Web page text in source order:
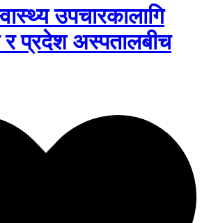
उपचारकालागि
र प्रदेश अस्पतालबीच